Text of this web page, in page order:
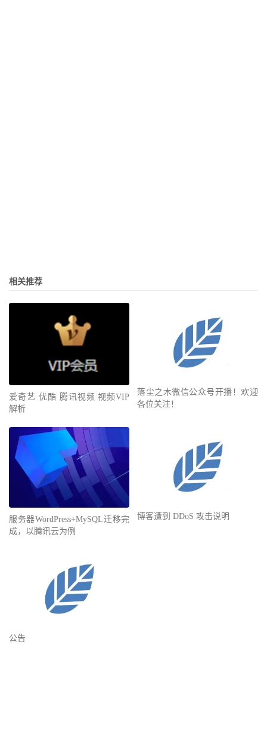
相关推荐
爱奇艺 优酷 腾讯视频 视频VIP
解析
落尘之木微信公众号开播！欢迎
各位关注！
服务器WordPress+MySQL迁移完
成，以腾讯云为例
博客遭到 DDoS 攻击说明
公告